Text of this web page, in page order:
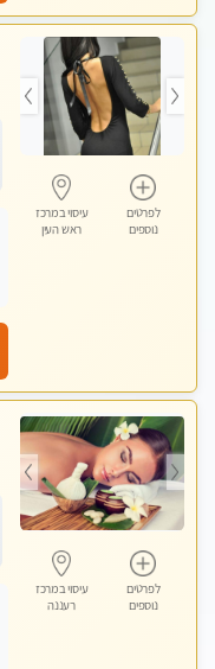
לפרטים
נוספים
עיסוי במרכז
ראש העין
לפרטים
נוספים
עיסוי במרכז
רעננה